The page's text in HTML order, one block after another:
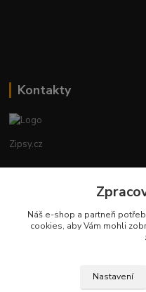
Kontakty
Zipsy.cz
obchod@zipsy.cz
Náš e-shop a partneři
cookies, aby Vám mohli
Nastavení